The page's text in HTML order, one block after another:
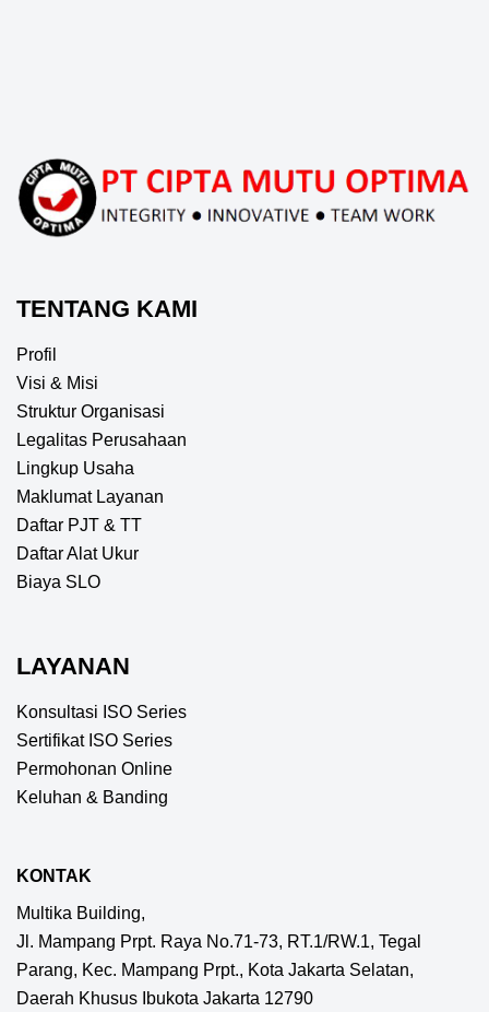
TENTANG KAMI
Profil
Visi & Misi
Struktur Organisasi
Legalitas Perusahaan
Lingkup Usaha
Maklumat Layanan
Daftar PJT & TT
Daftar Alat Ukur
Biaya SLO
LAYANAN
Konsultasi ISO Series
Sertifikat ISO Series
Permohonan Online
Keluhan & Banding
KONTAK
Multika Building,
Jl. Mampang Prpt. Raya No.71-73, RT.1/RW.1, Tegal
Parang, Kec. Mampang Prpt., Kota Jakarta Selatan,
Daerah Khusus Ibukota Jakarta 12790